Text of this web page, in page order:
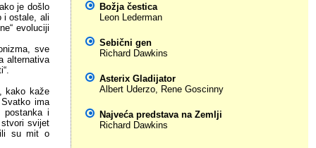
je došlo
i ostale, ali
evoluciji
sve
alternativa
kako kaže
ima
postanka i
stvori svijet
su mit o
Božja čestica
Leon Lederman
Sebični gen
Richard Dawkins
Asterix Gladijator
Albert Uderzo, Rene Goscinny
Najveća predstava na Zemlji
Richard Dawkins